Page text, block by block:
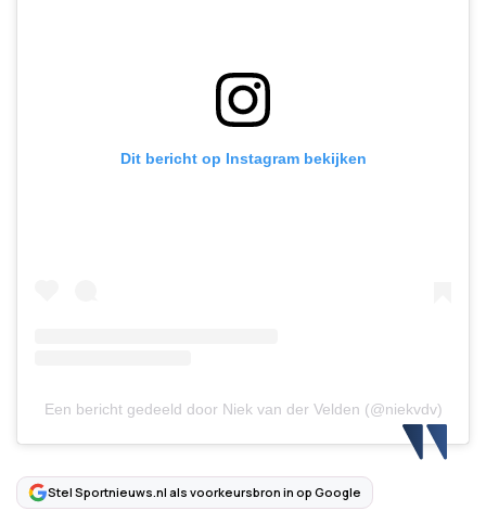
Dit bericht op Instagram bekijken
Een bericht gedeeld door Niek van der Velden (@niekvdv)
Stel Sportnieuws.nl als voorkeursbron in op Google